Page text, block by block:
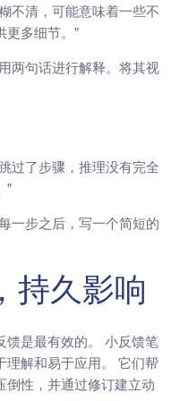
不清，可能意味着一些不
更多细节。”
两句话进行解释。将其视
过了步骤，推理没有完全
”
一步之后，写一个简短的
持久影响
馈是最有效的。 小反馈笔
理解和易于应用。 它们帮
倒性，并通过修订建立动